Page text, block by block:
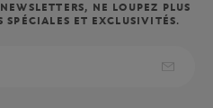
NE LOUPEZ PLUS
SPÉCIALES ET EXCLUSIVITÉS.